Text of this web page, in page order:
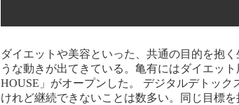
ダイエットや美容といった、共通の目的を抱
うな動きが出てきている。亀有にはダイエッ
HOUSE」がオープンした。 デジタルデトッ
けれど継続できないことは数多い。同じ目標